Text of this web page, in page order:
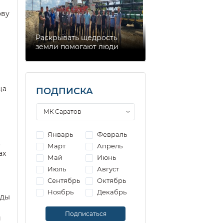
Раскрывать щедрость
земли помогают люди
ПОДПИСКА
Январь
Февраль
Март
Апрель
Май
Июнь
Июль
Август
Сентябрь
Октябрь
Ноябрь
Декабрь